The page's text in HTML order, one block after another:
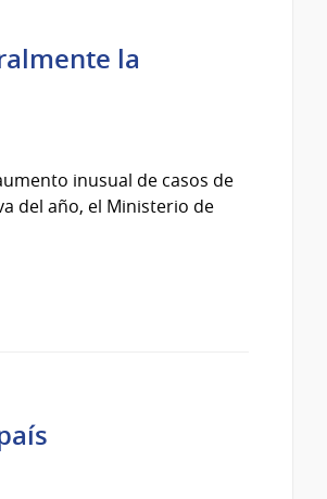
la
inusual de casos de
del año, el Ministerio de